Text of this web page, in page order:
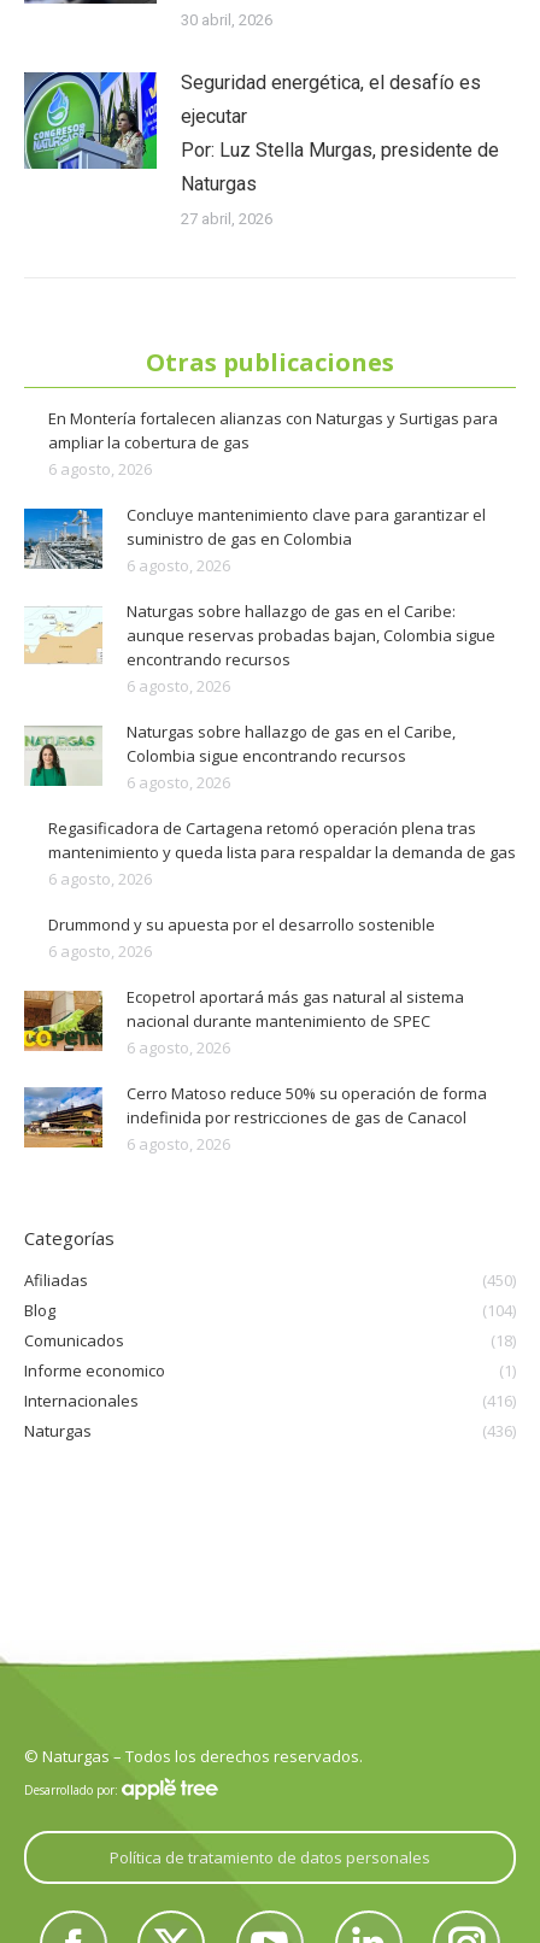
30 abril, 2026
Seguridad energética, el desafío es
ejecutar
Por: Luz Stella Murgas, presidente de
Naturgas
27 abril, 2026
Otras publicaciones
En Montería fortalecen alianzas con Naturgas y Surtigas para
ampliar la cobertura de gas
6 agosto, 2026
Concluye mantenimiento clave para garantizar el
suministro de gas en Colombia
6 agosto, 2026
Naturgas sobre hallazgo de gas en el Caribe:
aunque reservas probadas bajan, Colombia sigue
encontrando recursos
6 agosto, 2026
Naturgas sobre hallazgo de gas en el Caribe,
Colombia sigue encontrando recursos
6 agosto, 2026
Regasificadora de Cartagena retomó operación plena tras
mantenimiento y queda lista para respaldar la demanda de gas
6 agosto, 2026
Drummond y su apuesta por el desarrollo sostenible
6 agosto, 2026
Ecopetrol aportará más gas natural al sistema
nacional durante mantenimiento de SPEC
6 agosto, 2026
Cerro Matoso reduce 50% su operación de forma
indefinida por restricciones de gas de Canacol
6 agosto, 2026
Categorías
Afiliadas
(450)
Blog
(104)
Comunicados
(18)
Informe economico
(1)
Internacionales
(416)
Naturgas
(436)
© Naturgas – Todos los derechos reservados.
Desarrollado por:
Política de tratamiento de datos personales
Encuéntranos en: